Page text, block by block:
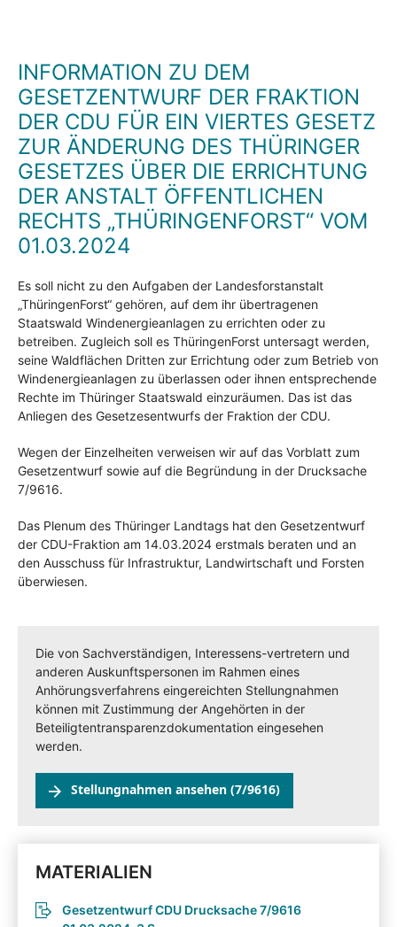
INFORMATION ZU DEM
GESETZENTWURF DER FRAKTION
DER CDU FÜR EIN VIERTES GESETZ
ZUR ÄNDERUNG DES THÜRINGER
GESETZES ÜBER DIE ERRICHTUNG
DER ANSTALT ÖFFENTLICHEN
RECHTS „THÜRINGENFORST“ VOM
01.03.2024
Es soll nicht zu den Aufgaben der Landesforstanstalt
„ThüringenForst“ gehören, auf dem ihr übertragenen
Staatswald Windenergieanlagen zu errichten oder zu
betreiben. Zugleich soll es ThüringenForst untersagt werden,
seine Waldflächen Dritten zur Errichtung oder zum Betrieb von
Windenergieanlagen zu überlassen oder ihnen entsprechende
Rechte im Thüringer Staatswald einzuräumen. Das ist das
Anliegen des Gesetzesentwurfs der Fraktion der CDU.
Wegen der Einzelheiten verweisen wir auf das Vorblatt zum
Gesetzentwurf sowie auf die Begründung in der Drucksache
7/9616.
Das Plenum des Thüringer Landtags hat den Gesetzentwurf
der CDU-Fraktion am 14.03.2024 erstmals beraten und an
den Ausschuss für Infrastruktur, Landwirtschaft und Forsten
überwiesen.
Die von Sachverständigen, Interessens-vertretern und
anderen Auskunftspersonen im Rahmen eines
Anhörungsverfahrens eingereichten Stellungnahmen
können mit Zustimmung der Angehörten in der
Beteiligtentransparenzdokumentation eingesehen
werden.
Stellungnahmen ansehen (7/9616)
MATERIALIEN
Gesetzentwurf CDU Drucksache 7/9616